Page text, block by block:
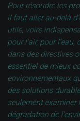
Pour résoudre les
il faut aller au-delà
utile, voire
pour l’air, pour
dans des directives
essentiel de mieux
environnementaux
des solutions
seulement examiner
dégradation de